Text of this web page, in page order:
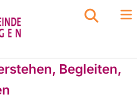
Begleiten,